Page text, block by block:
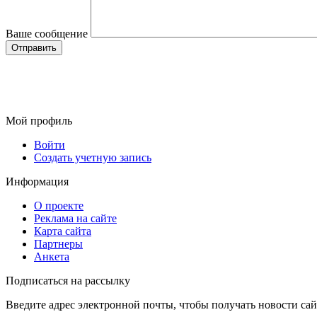
Ваше сообщение
Мой профиль
Войти
Создать учетную запись
Информация
О проекте
Реклама на сайте
Карта сайта
Партнеры
Анкета
Подписаться на рассылку
Введите адрес электронной почты, чтобы получать новости